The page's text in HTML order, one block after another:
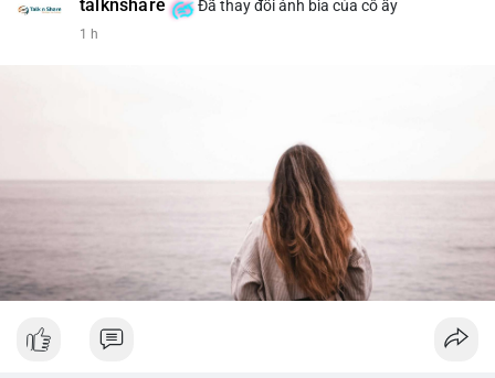
talknshare Đã thay đổi ảnh bìa của cô ấy
1 h